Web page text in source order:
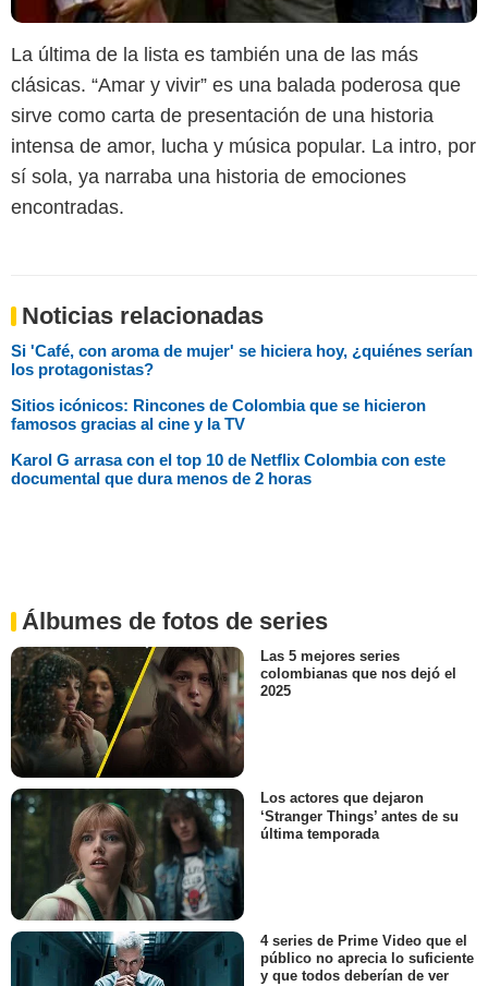
La última de la lista es también una de las más
clásicas. “Amar y vivir” es una balada poderosa que
sirve como carta de presentación de una historia
intensa de amor, lucha y música popular. La intro, por
sí sola, ya narraba una historia de emociones
encontradas.
Noticias relacionadas
Si 'Café, con aroma de mujer' se hiciera hoy, ¿quiénes serían
los protagonistas?
Sitios icónicos: Rincones de Colombia que se hicieron
famosos gracias al cine y la TV
Karol G arrasa con el top 10 de Netflix Colombia con este
documental que dura menos de 2 horas
Álbumes de fotos de series
Las 5 mejores series
colombianas que nos dejó el
2025
Los actores que dejaron
‘Stranger Things’ antes de su
última temporada
4 series de Prime Video que el
público no aprecia lo suficiente
y que todos deberían de ver